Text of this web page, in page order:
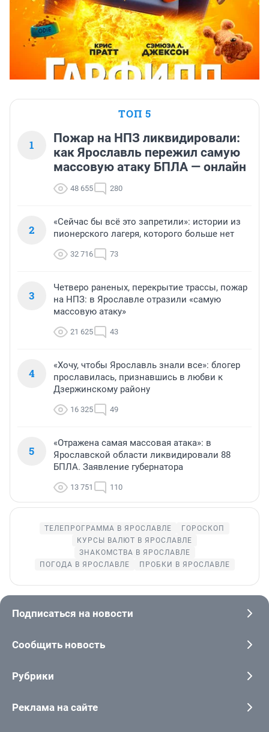
ТОП 5
1
Пожар на НПЗ ликвидировали:
как Ярославль пережил самую
массовую атаку БПЛА — онлайн
48 655 280
2
«Сейчас бы всё это запретили»: истории из
пионерского лагеря, которого больше нет
32 716 73
3
Четверо раненых, перекрытие трассы, пожар
на НПЗ: в Ярославле отразили «самую
массовую атаку»
21 625 43
4
«Хочу, чтобы Ярославль знали все»: блогер
прославилась, признавшись в любви к
Дзержинскому району
16 325 49
5
«Отражена самая массовая атака»: в
Ярославской области ликвидировали 88
БПЛА. Заявление губернатора
13 751 110
ТЕЛЕПРОГРАММА В ЯРОСЛАВЛЕ
ГОРОСКОП
КУРСЫ ВАЛЮТ В ЯРОСЛАВЛЕ
ЗНАКОМСТВА В ЯРОСЛАВЛЕ
ПОГОДА В ЯРОСЛАВЛЕ
ПРОБКИ В ЯРОСЛАВЛЕ
Подписаться на новости
Сообщить новость
Рубрики
Реклама на сайте